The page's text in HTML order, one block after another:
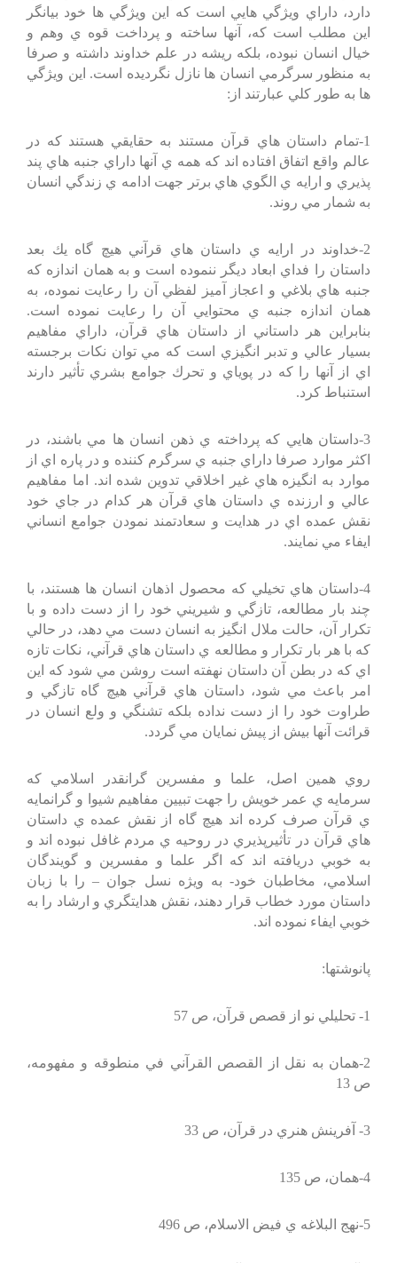
دارد، داراي ويژگي هايي است كه اين ويژگي ها خود بيانگر
اين مطلب است كه، آنها ساخته و پرداخت قوه ي وهم و
خيال انسان نبوده، بلكه ريشه در علم خداوند داشته و صرفا
به منظور سرگرمي انسان ها نازل نگرديده است. اين ويژگي
ها به طور كلي عبارتند از:
1-تمام داستان هاي قرآن مستند به حقايقي هستند كه در
عالم واقع اتفاق افتاده اند كه همه ي آنها داراي جنبه هاي پند
پذيري و ارايه ي الگوي هاي برتر جهت ادامه ي زندگي انسان
به شمار مي روند.
2-خداوند در ارايه ي داستان هاي قرآني هيچ گاه يك بعد
داستان را فداي ابعاد ديگر ننموده است و به همان اندازه كه
جنبه هاي بلاغي و اعجاز آميز لفظي آن را رعايت نموده، به
همان اندازه جنبه ي محتوايي آن را رعايت نموده است.
بنابراين هر داستاني از داستان هاي قرآن، داراي مفاهيم
بسيار عالي و تدبر انگيزي است كه مي توان نكات برجسته
اي از آنها را كه در پوياي و تحرك جوامع بشري تأثير دارند
استنباط كرد.
3-داستان هايي كه پرداخته ي ذهن انسان ها مي باشند، در
اكثر موارد صرفا داراي جنبه ي سرگرم كننده و در پاره اي از
موارد به انگيزه هاي غير اخلاقي تدوين شده اند. اما مفاهيم
عالي و ارزنده ي داستان هاي قرآن هر كدام در جاي خود
نقش عمده اي در هدايت و سعادتمند نمودن جوامع انساني
ايفاء مي نمايند.
4-داستان هاي تخيلي كه محصول اذهان انسان ها هستند، با
چند بار مطالعه، تازگي و شيريني خود را از دست داده و با
تكرار آن، حالت ملال انگيز به انسان دست مي دهد، در حالي
كه با هر بار تكرار و مطالعه ي داستان هاي قرآني، نكات تازه
اي كه در بطن آن داستان نهفته است روشن مي شود كه اين
امر باعث مي شود، داستان هاي قرآني هيچ گاه تازگي و
طراوت خود را از دست نداده بلكه تشنگي و ولع انسان در
قرائت آنها بيش از پيش نمايان مي گردد.
روي همين اصل، علما و مفسرين گرانقدر اسلامي كه
سرمايه ي عمر خويش را جهت تبيين مفاهيم شيوا و گرانمايه
ي قرآن صرف كرده اند هيچ گاه از نقش عمده ي داستان
هاي قرآن در تأثيرپذيري در روحيه ي مردم غافل نبوده اند و
به خوبي دريافته اند كه اگر علما و مفسرين و گويندگان
اسلامي، مخاطبان خود- به ويژه نسل جوان – را با زبان
داستان مورد خطاب قرار دهند، نقش هدايتگري و ارشاد را به
خوبي ايفاء نموده اند.
پانوشتها:
1- تحليلي نو از قصص قرآن، ص 57
2-همان به نقل از القصص القرآني في منطوقه و مفهومه،
ص 13
3- آفرينش هنري در قرآن، ص 33
4-همان، ص 135
5-نهج البلاغه ي فيض الاسلام، ص 496